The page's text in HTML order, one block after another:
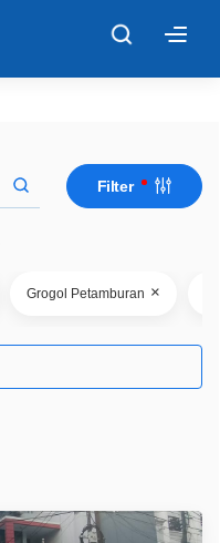
Filter
Grogol Petamburan ×